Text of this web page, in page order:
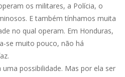
os militares, a Polícia, o
E também tínhamos muita
no qual operam. Em Honduras,
se muito pouco, não há
possibilidade. Mas por ela ser